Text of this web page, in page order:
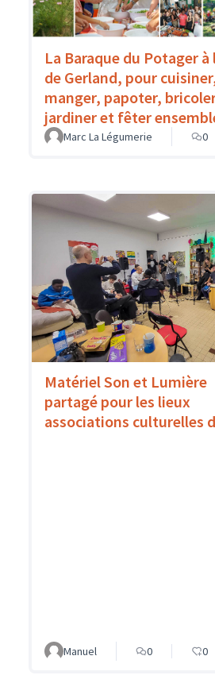
La Baraque du Potager à
de Gerland, pour
manger, papoter,
jardiner et fêter
Marc La Légumerie 0
Matériel Son et Lumière
partagé pour les lieux
associations culturelles
Manuel 0 0